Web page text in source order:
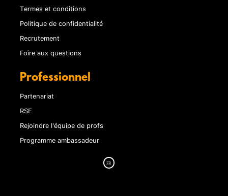
Termes et conditions
Politique de confidentialité
Recrutement
Foire aux questions
Professionnel
Partenariat
RSE
Rejoindre l'équipe de profs
Programme ambassadeur